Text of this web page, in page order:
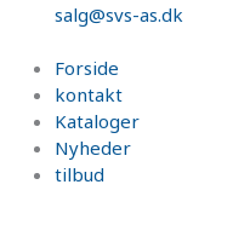
salg@svs-as.dk
Forside
kontakt
Kataloger
Nyheder
tilbud